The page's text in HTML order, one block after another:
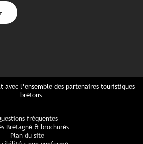
avec l’ensemble des partenaires touristiques
bretons
fréquentes
Bretagne & brochures
Plan du site